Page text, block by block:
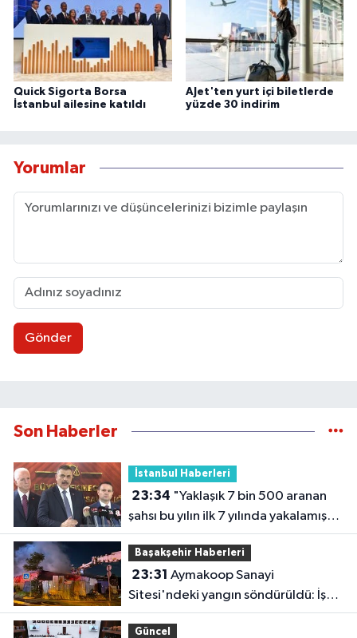
Quick Sigorta Borsa
İstanbul ailesine katıldı
AJet'ten yurt içi biletlerde
yüzde 30 indirim
Yorumlar
Gönder
Son Haberler
İstanbul Haberleri
23:34
şahsı bu yılın ilk 7 yılında yakalamış
durumdayız"
Başakşehir Haberleri
23:31
Sitesi'ndeki yangın söndürüldü: İş
yeri kullanılamaz hale geldi
Güncel